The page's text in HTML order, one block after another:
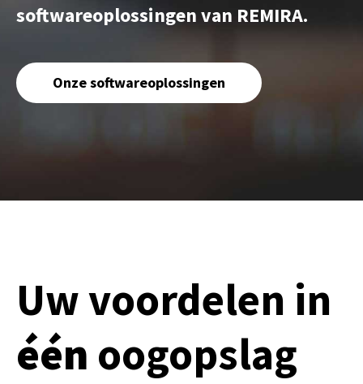
softwareoplossingen van REMIRA.
Onze softwareoplossingen
Uw voordelen in
één oogopslag